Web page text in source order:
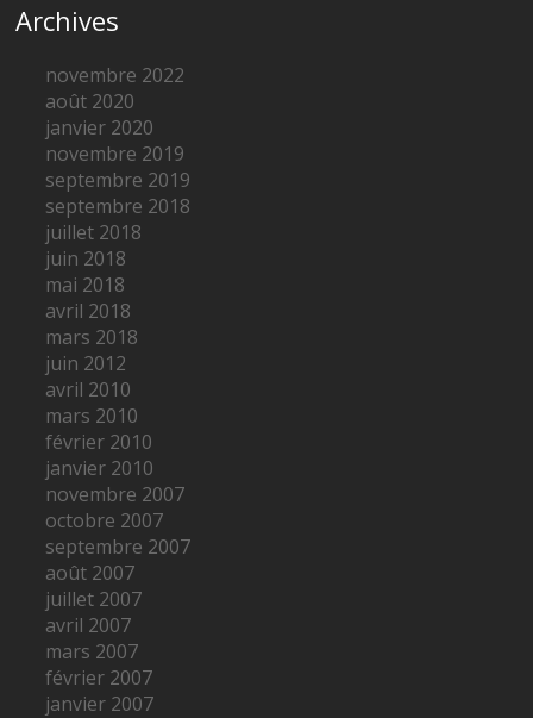
Archives
novembre 2022
août 2020
janvier 2020
novembre 2019
septembre 2019
septembre 2018
juillet 2018
juin 2018
mai 2018
avril 2018
mars 2018
juin 2012
avril 2010
mars 2010
février 2010
janvier 2010
novembre 2007
octobre 2007
septembre 2007
août 2007
juillet 2007
avril 2007
mars 2007
février 2007
janvier 2007